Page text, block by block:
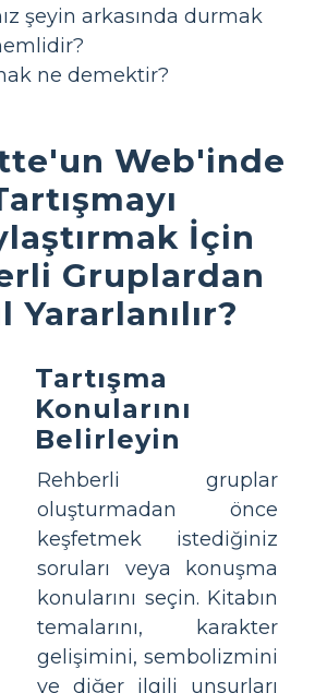
şeyin arkasında durmak
ne demektir?
Web'inde
İçin
Gruplardan
Yararlanılır?
Tartışma
Konularını
Belirleyin
Rehberli gruplar
oluşturmadan önce
keşfetmek istediğiniz
soruları veya konuşma
konularını seçin. Kitabın
temalarını, karakter
gelişimini, sembolizmini
ve diğer ilgili unsurları